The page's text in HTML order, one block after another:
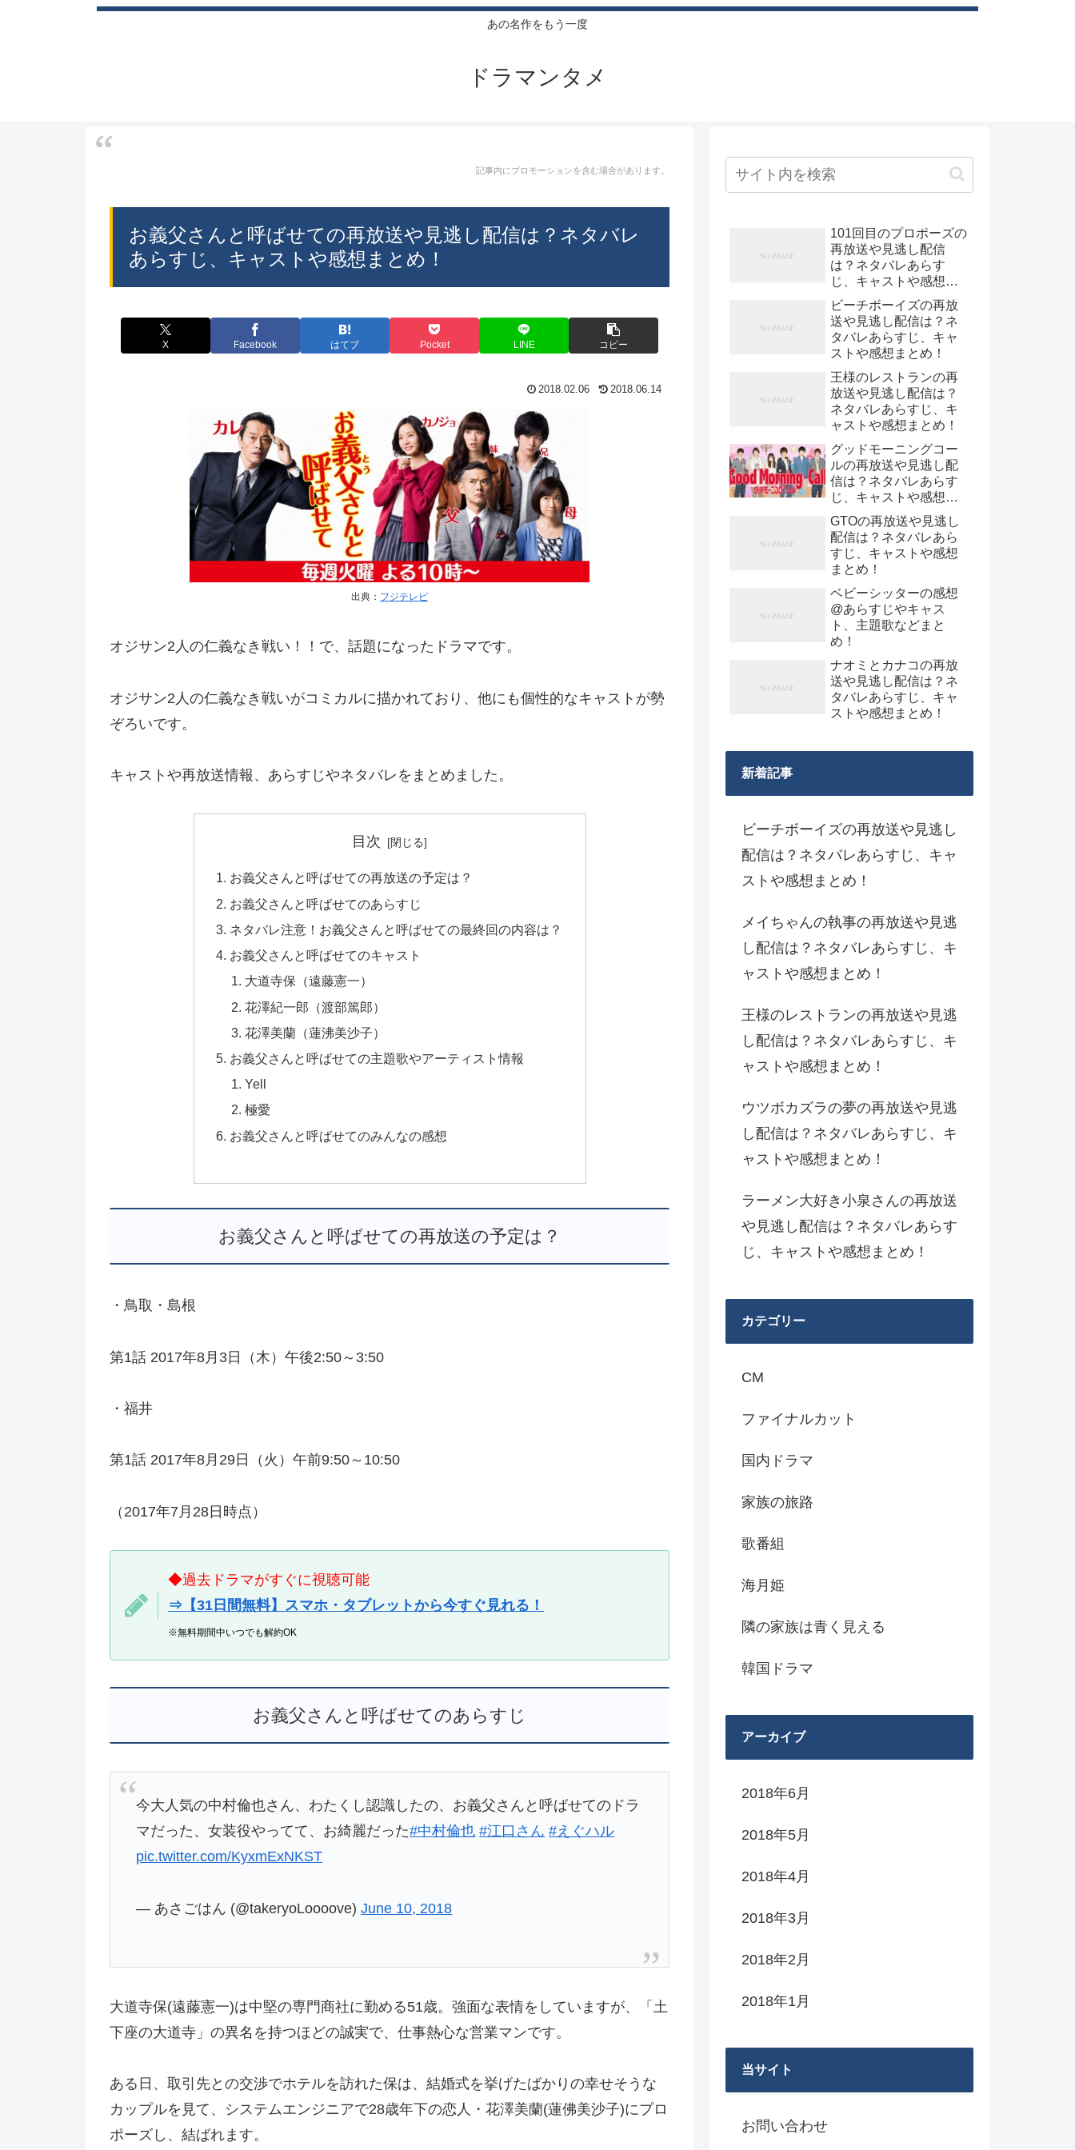
あの名作をもう一度
ドラマンタメ
記事内にプロモーションを含む場合があります。
お義父さんと呼ばせての再放送や見逃し配信は？ネタバレ
あらすじ、キャストや感想まとめ！
X Facebook はてブ Pocket LINE コピー
2018.02.06 2018.06.14
出典： フジテレビ
オジサン2人の仁義なき戦い！！で、話題になったドラマです。
オジサン2人の仁義なき戦いがコミカルに描かれており、他にも個性的なキャストが勢
ぞろいです。
キャストや再放送情報、あらすじやネタバレをまとめました。
目次
お義父さんと呼ばせての再放送の予定は？
お義父さんと呼ばせてのあらすじ
ネタバレ注意！お義父さんと呼ばせての最終回の内容は？
お義父さんと呼ばせてのキャスト
大道寺保（遠藤憲一）
花澤紀一郎（渡部篤郎）
花澤美蘭（蓮沸美沙子）
お義父さんと呼ばせての主題歌やアーティスト情報
Yell
極愛
お義父さんと呼ばせてのみんなの感想
お義父さんと呼ばせての再放送の予定は？
・鳥取・島根
第1話 2017年8月3日（木）午後2:50～3:50
・福井
第1話 2017年8月29日（火）午前9:50～10:50
（2017年7月28日時点）
◆過去ドラマがすぐに視聴可能
⇒【31日間無料】スマホ・タブレットから今すぐ見れる！
※無料期間中いつでも解約OK
お義父さんと呼ばせてのあらすじ
今大人気の中村倫也さん、わたくし認識したの、お義父さんと呼ばせてのドラ
マだった、女装役やってて、お綺麗だった#中村倫也 #江口さん #えぐハル
pic.twitter.com/KyxmExNKST
— あさごはん (@takeryoLoooove)June 10, 2018
大道寺保(遠藤憲一)は中堅の専門商社に勤める51歳。強面な表情をしていますが、「土
下座の大道寺」の異名を持つほどの誠実で、仕事熱心な営業マンです。
ある日、取引先との交渉でホテルを訪れた保は、結婚式を挙げたばかりの幸せそうな
カップルを見て、システムエンジニアで28歳年下の恋人・花澤美蘭(蓮佛美沙子)にプロ
ポーズし、結ばれます。
101回目のプロポーズの
再放送や見逃し配信
は？ネタバレあらす
じ、キャストや感想ま
とめ！
ビーチボーイズの再放
送や見逃し配信は？ネ
タバレあらすじ、キャ
ストや感想まとめ！
王様のレストランの再
放送や見逃し配信は？
ネタバレあらすじ、キ
ャストや感想まとめ！
グッドモーニングコー
ルの再放送や見逃し配
信は？ネタバレあらす
じ、キャストや感想ま
とめ！
GTOの再放送や見逃し
配信は？ネタバレあら
すじ、キャストや感想
まとめ！
ベビーシッターの感想
@あらすじやキャス
ト、主題歌などまと
め！
ナオミとカナコの再放
送や見逃し配信は？ネ
タバレあらすじ、キャ
ストや感想まとめ！
新着記事
ビーチボーイズの再放送や見逃し
配信は？ネタバレあらすじ、キャ
ストや感想まとめ！
メイちゃんの執事の再放送や見逃
し配信は？ネタバレあらすじ、キ
ャストや感想まとめ！
王様のレストランの再放送や見逃
し配信は？ネタバレあらすじ、キ
ャストや感想まとめ！
ウツボカズラの夢の再放送や見逃
し配信は？ネタバレあらすじ、キ
ャストや感想まとめ！
ラーメン大好き小泉さんの再放送
や見逃し配信は？ネタバレあらす
じ、キャストや感想まとめ！
カテゴリー
CM
ファイナルカット
国内ドラマ
家族の旅路
歌番組
海月姫
隣の家族は青く見える
韓国ドラマ
アーカイブ
2018年6月
2018年5月
2018年4月
2018年3月
2018年2月
2018年1月
当サイト
お問い合わせ